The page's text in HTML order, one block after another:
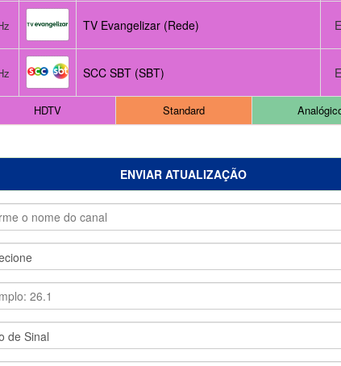
TV Evangelizar (Rede)
SCC SBT (SBT)
HDTV Standard
ENVIAR ATUALIZAÇÃO